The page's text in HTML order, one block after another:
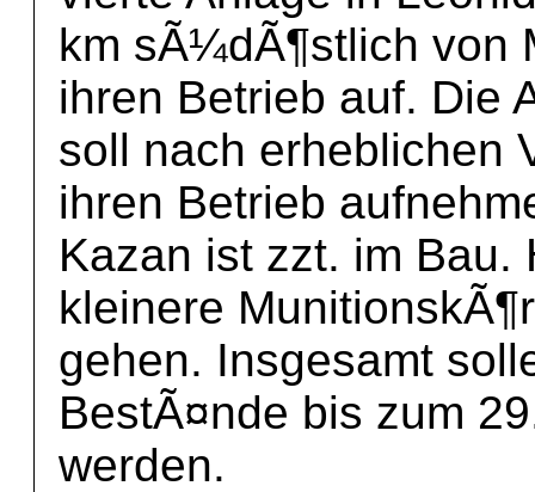
km sÃ¼dÃ¶stlich von
ihren Betrieb auf. Die
soll nach erheblichen
ihren Betrieb
Kazan ist zzt. im
kleinere
gehen. Insgesamt
BestÃ¤nde bis zum
werden.